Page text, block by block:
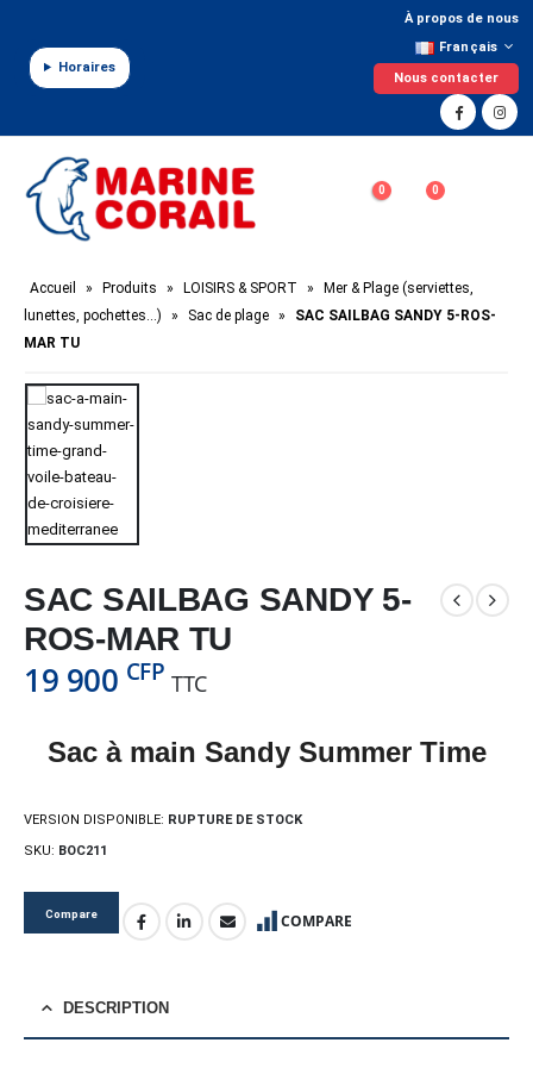
Horaires
À propos de nous
Français
Nous contacter
0 0
Accueil » Produits » LOISIRS & SPORT »
Mer & Plage (serviettes,
lunettes, pochettes…)
» Sac de plage »
SAC SAILBAG SANDY 5-ROS-
MAR TU
SAC SAILBAG SANDY 5-
ROS-MAR TU
19 900 CFP TTC
Sac à main Sandy Summer Time
VERSION DISPONIBLE: RUPTURE DE STOCK
SKU: BOC211
Compare COMPARE
DESCRIPTION